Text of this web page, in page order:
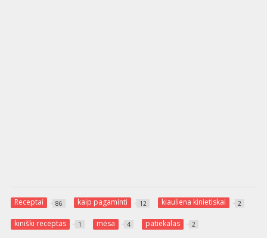
Receptai 86 kaip pagaminti 12 kiauliena kinietiskai 2
kiniški receptas 1 mėsa 4 patiekalas 2